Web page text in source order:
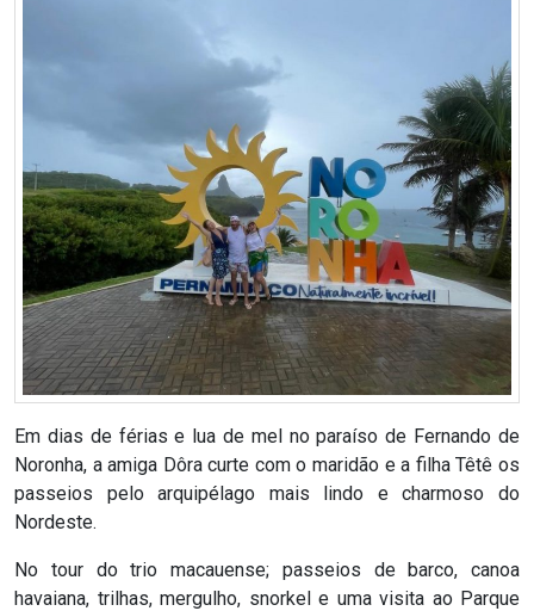
ARTIGO
ASSEMBLEIA
DO
RN
ASSEMBLEIA
E
VOCÊ
ASSEMBLEIA
LEGISLATIVA
DO
RN
Em dias de férias e lua de mel no paraíso de Fernando de
Noronha, a amiga Dôra curte com o maridão e a filha Têtê os
passeios pelo arquipélago mais lindo e charmoso do
Nordeste.
No tour do trio macauense; passeios de barco, canoa
havaiana, trilhas, mergulho, snorkel e uma visita ao Parque